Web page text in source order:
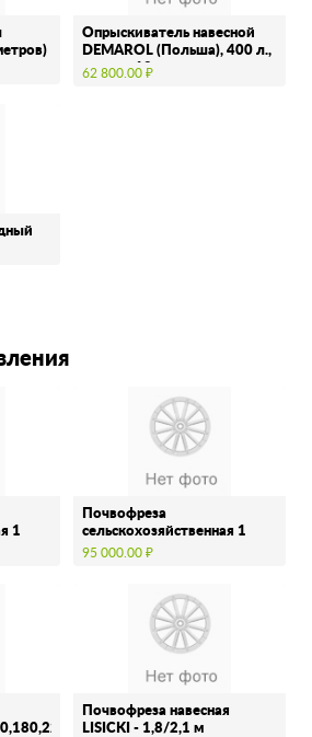
Опрыскиватель навесной
DEMAROL (Польша), 400 л.,
штанга 12 …
62 800.00 ₽
1
Почвофреза
сельскохозяйственная 1
GQN 200
95 000.00 ₽
Почвофреза навесная
LISICKI - 1,8/2,1 м